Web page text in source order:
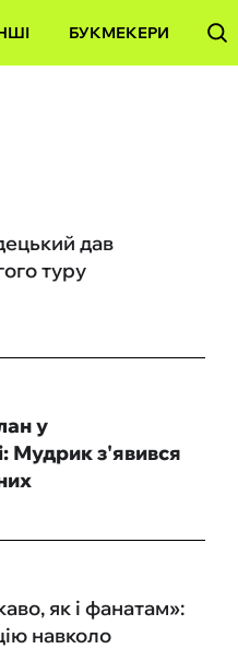
БУКМЕКЕРИ
дав
туру
у
Мудрик з'явився
як і фанатам»:
навколо